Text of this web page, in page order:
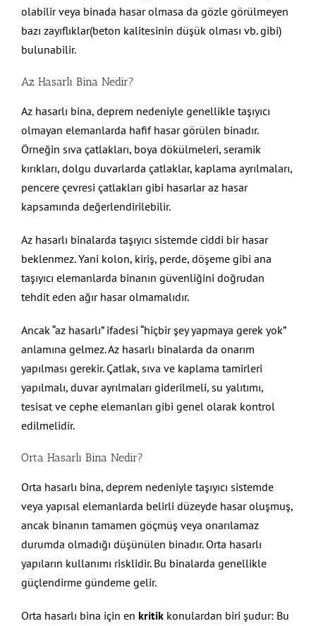
olabilir veya binada hasar olmasa da gözle görülmeyen
bazı zayıflıklar(beton kalitesinin düşük olması vb. gibi)
bulunabilir.
Az Hasarlı Bina Nedir?
Az hasarlı bina, deprem nedeniyle genellikle taşıyıcı
olmayan elemanlarda hafif hasar görülen binadır.
Örneğin sıva çatlakları, boya dökülmeleri, seramik
kırıkları, dolgu duvarlarda çatlaklar, kaplama ayrılmaları,
pencere çevresi çatlakları gibi hasarlar az hasar
kapsamında değerlendirilebilir.
Az hasarlı binalarda taşıyıcı sistemde ciddi bir hasar
beklenmez. Yani kolon, kiriş, perde, döşeme gibi ana
taşıyıcı elemanlarda binanın güvenliğini doğrudan
tehdit eden ağır hasar olmamalıdır.
Ancak “az hasarlı” ifadesi “hiçbir şey yapmaya gerek yok”
anlamına gelmez. Az hasarlı binalarda da onarım
yapılması gerekir. Çatlak, sıva ve kaplama tamirleri
yapılmalı, duvar ayrılmaları giderilmeli, su yalıtımı,
tesisat ve cephe elemanları gibi genel olarak kontrol
edilmelidir.
Orta Hasarlı Bina Nedir?
Orta hasarlı bina, deprem nedeniyle taşıyıcı sistemde
veya yapısal elemanlarda belirli düzeyde hasar oluşmuş,
ancak binanın tamamen göçmüş veya onarılamaz
durumda olmadığı düşünülen binadır. Orta hasarlı
yapıların kullanımı risklidir. Bu binalarda genellikle
güçlendirme gündeme gelir.
Orta hasarlı bina için en kritikkonulardan biri şudur: Bu